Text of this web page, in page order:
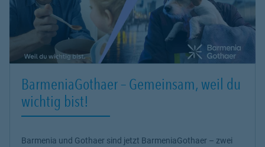
BarmeniaGothaer – Gemeinsam, weil du
wichtig bist!
Barmenia und Gothaer sind jetzt BarmeniaGothaer – zwei